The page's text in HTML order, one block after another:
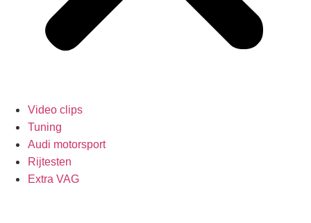
Video clips
Tuning
Audi motorsport
Rijtesten
Extra VAG